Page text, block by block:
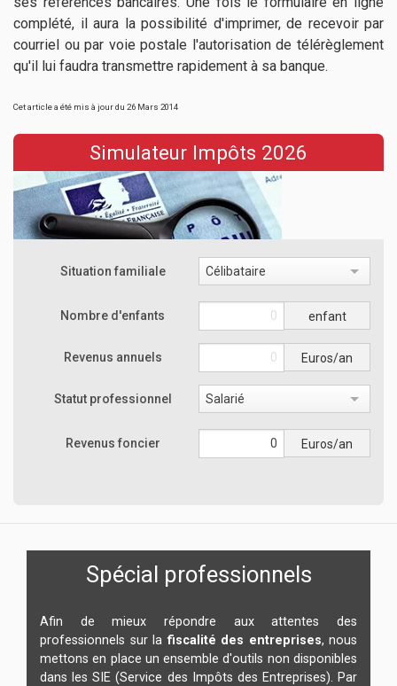
complété, il aura la possibilité d'imprimer, de recevoir par
courriel ou par voie postale l'autorisation de télérèglement
qu'il lui faudra transmettre rapidement à sa banque.
Cet article a été mis à jour du 26 Mars 2014
Simulateur Impôts 2026
Situation familiale Célibataire
Nombre d'enfants enfant
Revenus annuels Euros/an
Statut professionnel Salarié
Revenus foncier Euros/an
Spécial professionnels
Afin de mieux répondre aux attentes des
professionnels sur la fiscalité des entreprises, nous
mettons en place un ensemble d'outils non disponibles
dans les SIE (Service des Impôts des Entreprises). Par